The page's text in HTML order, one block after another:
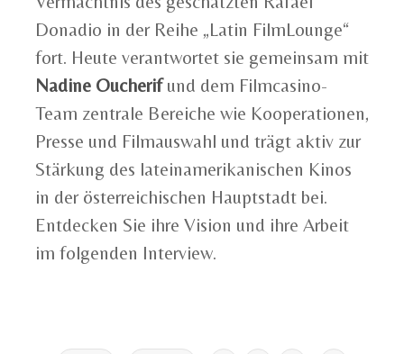
Donadio in der Reihe „Latin FilmLounge“
fort. Heute verantwortet sie gemeinsam mit
Nadine Oucherifund dem Filmcasino-
Team zentrale Bereiche wie Kooperationen,
Presse und Filmauswahl und trägt aktiv zur
Stärkung des lateinamerikanischen Kinos
in der österreichischen Hauptstadt bei.
Entdecken Sie ihre Vision und ihre Arbeit
im folgenden Interview.